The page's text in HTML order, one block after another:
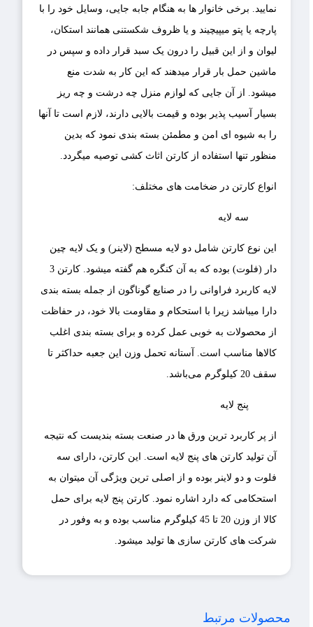
نمایید. برخی خانوار ها به هنگام جابه جایی، وسایل خود را با
پارچه یا پتو میپیچیند و یا ظروف شکستنی همانند استکان،
لیوان و از این قبیل را درون یک سبد قرار داده و سپس در
ماشین حمل بار قرار میدهند که این کار به شدت منع
میشود. از آن جایی که لوازم منزل چه درشت و چه ریز
بسیار آسیب پذیر بوده و قیمت بالایی دارند، لازم است تا آنها
را به شیوه ای امن و مطمئن بسته بندی نمود که بدین
منظور تنها استفاده از کارتن اثاث کشی توصیه میگردد.
انواع کارتن در ضخامت های مختلف:
سه لایه
این نوع کارتن شامل دو لایه مسطح (لاینر) و یک لایه چین
دار (فلوت) بوده که به آن کنگره هم گفته میشود. کارتن 3
لایه کاربرد فراوانی را در صنایع گوناگون از جمله بسته بندی
دارا میباشد زیرا با استحکام و مقاومت بالا خود، در حفاظت
از محصولات به خوبی عمل کرده و برای بسته بندی اغلب
کالاها مناسب است. آستانه تحمل وزن این جعبه حداکثر تا
سقف 20 کیلوگرم می‌باشد.
پنج لایه
از پر کاربرد ترین ورق ها در صنعت بسته بندیست که نتیجه
آن تولید کارتن های پنج لایه است. این کارتن، دارای سه
فلوت و دو لاینر بوده و از اصلی ترین ویژگی آن میتوان به
استحکامی که دارد اشاره نمود. کارتن پنج لایه برای حمل
کالا از وزن 20 تا 45 کیلوگرم مناسب بوده و به وفور در
شرکت های کارتن سازی ها تولید میشود.
محصولات مرتبط